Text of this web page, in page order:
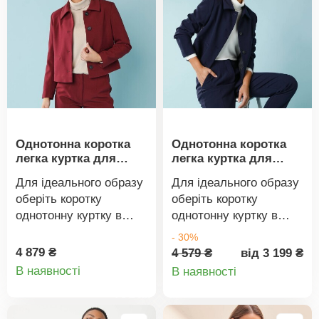
Застібка на 4 ґудзики
спереду.
Асиметричний крій.
Передні виточки на
талії. Виріз ззаду.
Центральний шов на
підкладці. Можна прати
в пральній машині.
Однотонна коротка
легка куртка для
Для ідеального образу
оберіть коротку
однотонну куртку в
Пропорційно
розроблена для жінок
колір. Повітряний
4 879 ₴
В наявності
Однотонна коротка
легка куртка для
Для ідеального образу
оберіть коротку
однотонну куртку в
міському стилі.
Пропорційно
розроблена для жінок
колір. Повітряний
- 30%
4 579 ₴
від 3 199 ₴
В наявності